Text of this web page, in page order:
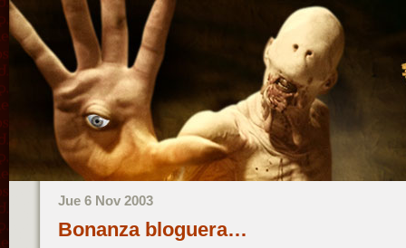
Jue 6 Nov 2003
Bonanza bloguera…